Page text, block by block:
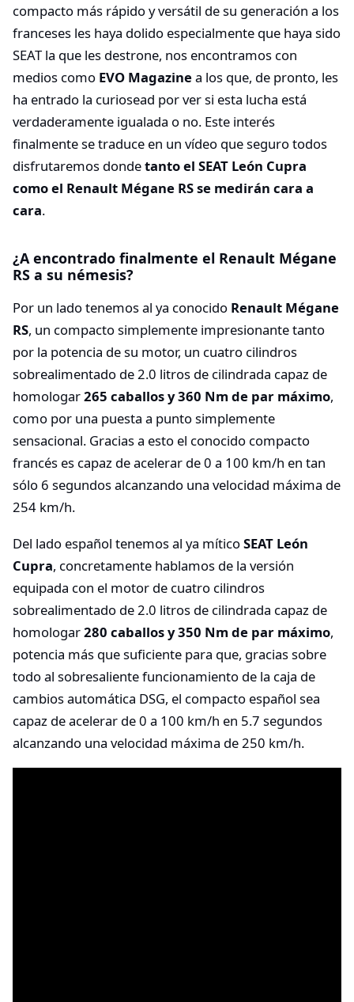
compacto más rápido y versátil de su generación a los
franceses les haya dolido especialmente que haya sido
SEAT la que les destrone, nos encontramos con
medios como EVO Magazinea los que, de pronto, les
ha entrado la curiosead por ver si esta lucha está
verdaderamente igualada o no. Este interés
finalmente se traduce en un vídeo que seguro todos
disfrutaremos dondetanto el SEAT León Cupra
como el Renault Mégane RS se medirán cara a
cara.
¿A encontrado finalmente el Renault Mégane
RS a su némesis?
Por un lado tenemos al ya conocido Renault Mégane
RS, un compacto simplemente impresionante tanto
por la potencia de su motor, un cuatro cilindros
sobrealimentado de 2.0 litros de cilindrada capaz de
homologar265 caballos y 360 Nm de par máximo,
como por una puesta a punto simplemente
sensacional. Gracias a esto el conocido compacto
francés es capaz de acelerar de 0 a 100 km/h en tan
sólo 6 segundos alcanzando una velocidad máxima de
254 km/h.
Del lado español tenemos al ya míticoSEAT León
Cupra, concretamente hablamos de la versión
equipada con el motor de cuatro cilindros
sobrealimentado de 2.0 litros de cilindrada capaz de
homologar280 caballos y 350 Nm de par máximo,
potencia más que suficiente para que, gracias sobre
todo al sobresaliente funcionamiento de la caja de
cambios automática DSG, el compacto español sea
capaz de acelerar de 0 a 100 km/h en 5.7 segundos
alcanzando una velocidad máxima de 250 km/h.